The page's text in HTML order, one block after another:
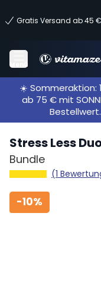
Gratis Versand ab 45 €
Menü
☀️ Sommeraktion:
ab 75 € mit
Stress Less
Bundle
(1
-10%